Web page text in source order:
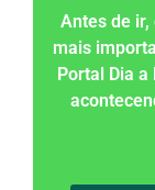
Antes de
mais
Portal Dia a